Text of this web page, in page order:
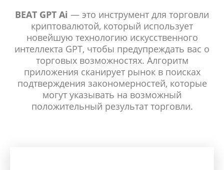
BEAT GPT Ai — это инструмент для торговли
криптовалютой, который использует
новейшую технологию искусственного
интеллекта GPT, чтобы предупреждать вас о
торговых возможностях. Алгоритм
приложения сканирует рынок в поисках
подтверждения закономерностей, которые
могут указывать на возможный
положительный результат торговли.